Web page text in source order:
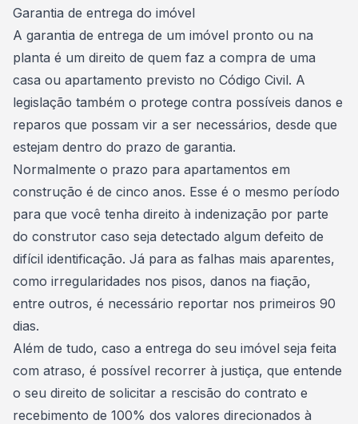
Garantia de entrega do imóvel
A garantia de entrega de um imóvel pronto ou na
planta é um direito de quem faz a compra de uma
casa ou apartamento previsto no Código Civil. A
legislação também o protege contra possíveis danos e
reparos que possam vir a ser necessários, desde que
estejam dentro do prazo de garantia.
Normalmente o prazo para apartamentos em
construção é de cinco anos. Esse é o mesmo período
para que você tenha direito à indenização por parte
do construtor caso seja detectado algum defeito de
difícil identificação. Já para as falhas mais aparentes,
como irregularidades nos pisos, danos na fiação,
entre outros, é necessário reportar nos primeiros 90
dias.
Além de tudo, caso a entrega do seu imóvel seja feita
com atraso, é possível recorrer à justiça, que entende
o seu direito de solicitar a rescisão do contrato e
recebimento de 100% dos valores direcionados à